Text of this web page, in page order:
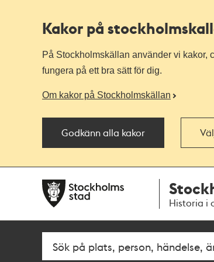
Kakor på
På Stockholmskällan använder vi kakor,
fungera på ett bra sätt för dig.
Om kakor på Stockholmskällan
Godkänn alla kakor
navigationen
huvudinnehållet
Historia i
Fritextsök